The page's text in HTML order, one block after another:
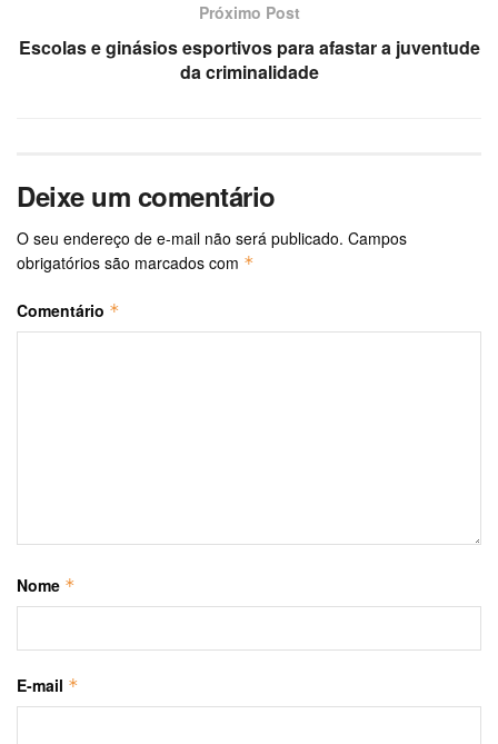
Próximo Post
Escolas e ginásios esportivos para afastar a juventude
da criminalidade
Deixe um comentário
O seu endereço de e-mail não será publicado. Campos
obrigatórios são marcados com *
Comentário *
Nome *
E-mail *